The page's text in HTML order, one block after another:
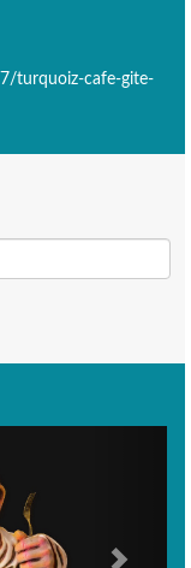
turquoiz-cafe-gite-